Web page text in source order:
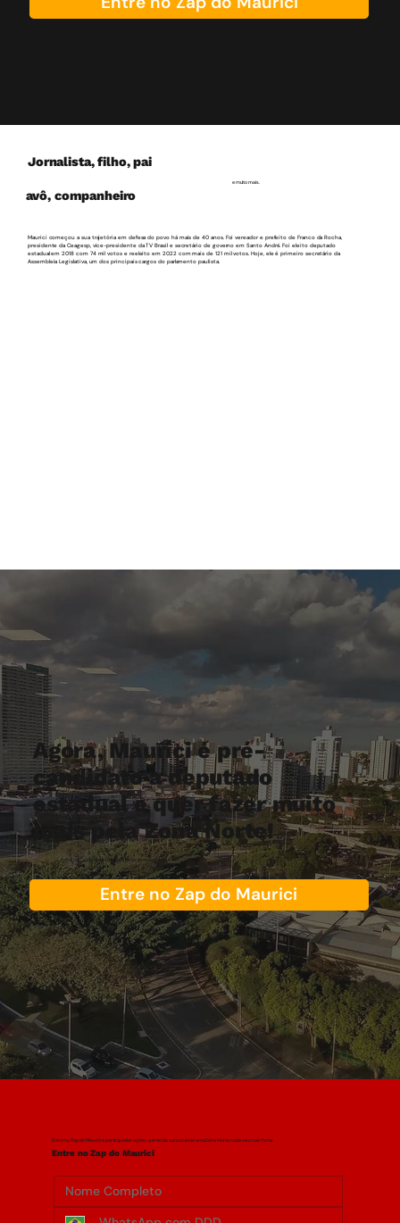
avô, companheiro
emuito mais.
Maurici começou a sua trajetória em defesa do povo há mais de 40 anos. Foi vereador e prefeito de Franco da Rocha,
presidente da Ceagesp, vice-presidente da TV Brasil e secretário de governo em Santo André. Foi eleito deputado
estadual em 2018 com 74 mil votos e reeleito em 2022 com mais de 121 mil votos. Hoje, ele é primeiro secretário da
Assembleia Legislativa, um dos principais cargos do parlamento paulista.
Jornalista, filho, pai
Agora, Maurici é pré-
candidato a deputado
estadual e quer fazer muito
mais pela Zona Norte!
Entre no Zap do Maurici e faça parte do nosso time!
Entre no Zap do Maurici
Entre no Zap do Maurici e participe das ações que estão construindo uma Zona Norte cada vez mais forte.
Entre no Zap do Maurici